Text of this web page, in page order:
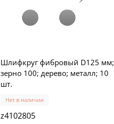
Шлифкруг фибровый D125 мм;
зерно 100; дерево; металл; 10
шт.
Нет в наличии
z4102805